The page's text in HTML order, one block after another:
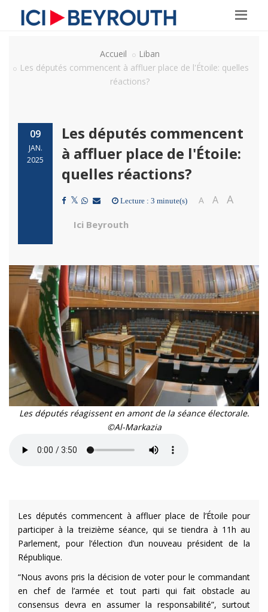
Accueil
Liban
Les députés commencent à affluer place de l'Étoile: quelles
réactions?
09
JAN.
2025
Les députés commencent
à affluer place de l'Étoile:
quelles réactions?
Lecture : 3 minute(s) A A A
Ici Beyrouth
Les députés réagissent en amont de la séance électorale.
©Al-Markazia
Les députés commencent à affluer place de l’Étoile pour
participer à la treizième séance, qui se tiendra à 11h au
Parlement, pour l’élection d’un nouveau président de la
République.
“Nous avons pris la décision de voter pour le commandant
en chef de l’armée et tout parti qui fait obstacle au
consensus devra en assumer la responsabilité”, surtout